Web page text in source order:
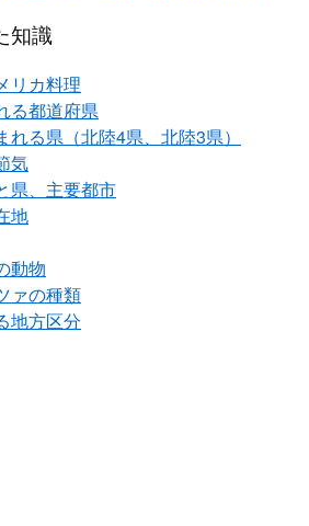
知識
リカ料理
る都道府県
れる県（北陸4県、北陸3県）
気
県、主要都市
地
動物
ァの種類
地方区分